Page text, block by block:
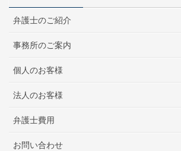
弁護士のご紹介
事務所のご案内
個人のお客様
法人のお客様
弁護士費用
お問い合わせ